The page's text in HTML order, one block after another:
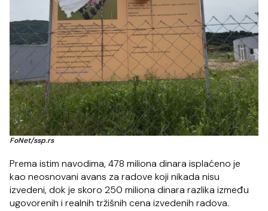
FoNet/ssp.rs
Prema istim navodima, 478 miliona dinara isplaćeno je
kao neosnovani avans za radove koji nikada nisu
izvedeni, dok je skoro 250 miliona dinara razlika između
ugovorenih i realnih tržišnih cena izvedenih radova.